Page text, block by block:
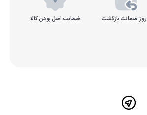
ضمانت اصل بودن کالا